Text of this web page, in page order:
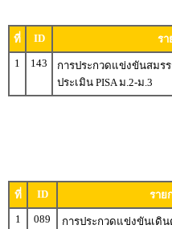
ที่ ID
ร
1
143
การประกวดแข่งขันสมร
ประเมิน PISA ม.2-ม.3
ที่ ID
ราย
1
089 การประกวดแข่งขันเดิ